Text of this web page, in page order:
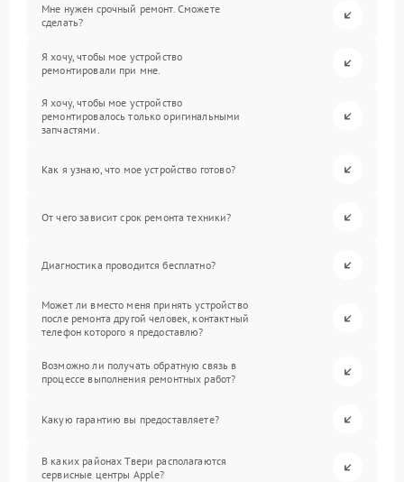
Мне нужен срочный ремонт. Сможете
сделать?
Я хочу, чтобы мое устройство
ремонтировали при мне.
Я хочу, чтобы мое устройство
ремонтировалось только оригинальными
запчастями.
Как я узнаю, что мое устройство готово?
От чего зависит срок ремонта техники?
Диагностика проводится бесплатно?
Может ли вместо меня принять устройство
после ремонта другой человек, контактный
телефон которого я предоставлю?
Возможно ли получать обратную связь в
процессе выполнения ремонтных работ?
Какую гарантию вы предоставляете?
В каких районах Твери располагаются
сервисные центры Apple?